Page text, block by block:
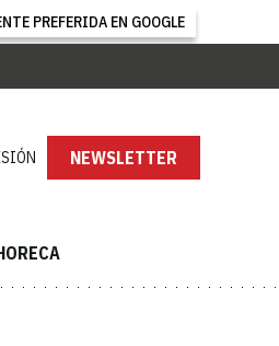
PREFERIDA EN GOOGLE
SUSCRÍBETE